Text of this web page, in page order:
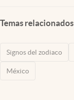
Temas relacionados
Signos del zodiaco
México